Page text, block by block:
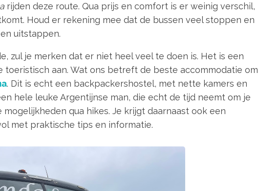
rijden deze route. Qua prijs en comfort is er weinig verschil,
Houd er rekening mee dat de bussen veel stoppen en
uitstappen.
zul je merken dat er niet heel veel te doen is. Het is een
aan. Wat ons betreft de beste accommodatie om
. Dit is echt een backpackershostel, met nette kamers en
hele leuke Argentijnse man, die echt de tijd neemt om je
qua hikes. Je krijgt daarnaast ook een
met praktische tips en informatie.